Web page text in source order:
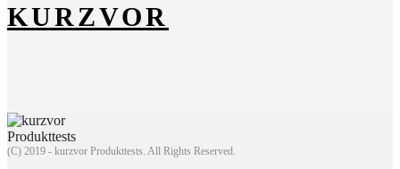
KURZVOR
(C) 2019 - kurzvor Produkttests. All Rights Reserved.